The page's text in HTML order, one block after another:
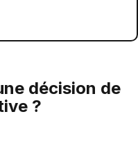
décision de
?